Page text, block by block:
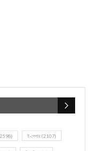
ই-পেপার (2107)